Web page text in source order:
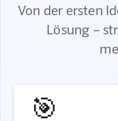
Von der ersten
Lösung –
🎯